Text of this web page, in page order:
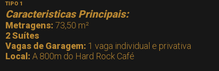
TIPO 1
Caracteristicas Principais:
Metragens: 73,50 m²
2 Suítes
Vagas de Garagem: 1 vaga individual e privativa
Local: A 800m do Hard Rock Café